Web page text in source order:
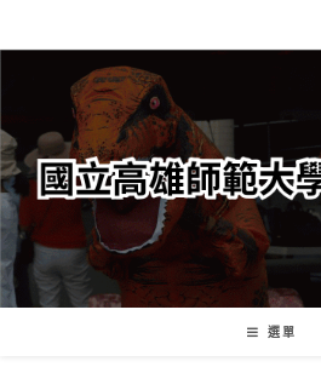
轉
要
內
容
選單